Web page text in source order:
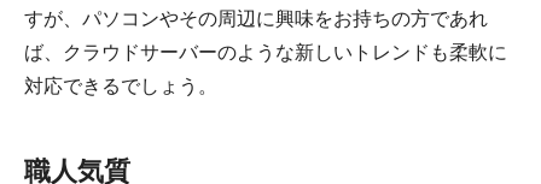
すが、パソコンやその周辺に興味をお持ちの方であれ
ば、クラウドサーバーのような新しいトレンドも柔軟に
対応できるでしょう。
職人気質